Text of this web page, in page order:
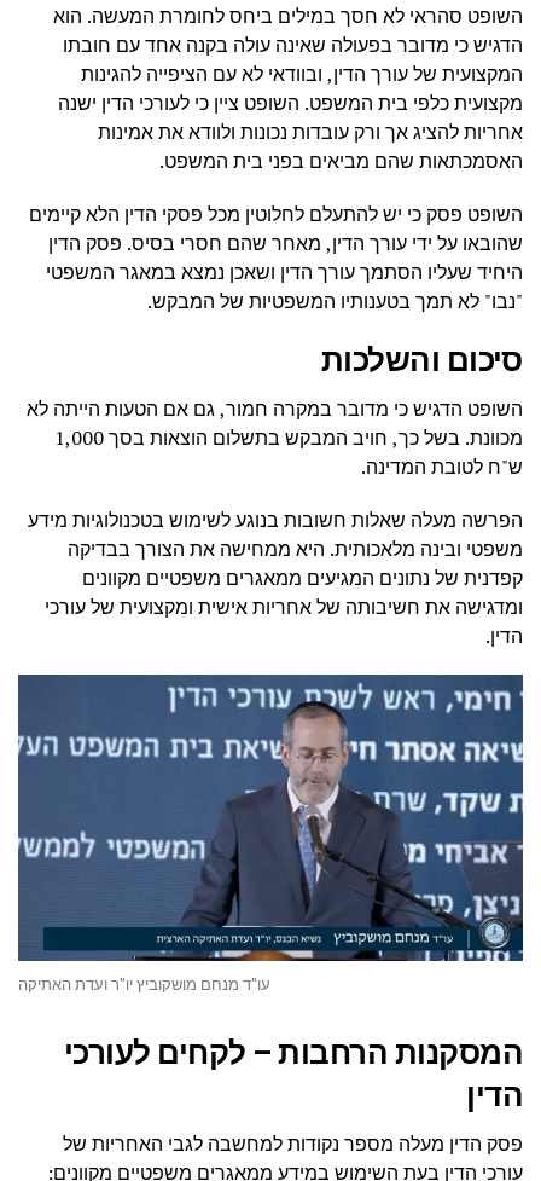
השופט סהראי לא חסך במילים ביחס לחומרת המעשה. הוא
הדגיש כי מדובר בפעולה שאינה עולה בקנה אחד עם חובתו
המקצועית של עורך הדין, ובוודאי לא עם הציפייה להגינות
מקצועית כלפי בית המשפט. השופט ציין כי לעורכי הדין ישנה
אחריות להציג אך ורק עובדות נכונות ולוודא את אמינות
האסמכתאות שהם מביאים בפני בית המשפט.
השופט פסק כי יש להתעלם לחלוטין מכל פסקי הדין הלא קיימים
שהובאו על ידי עורך הדין, מאחר שהם חסרי בסיס. פסק הדין
היחיד שעליו הסתמך עורך הדין ושאכן נמצא במאגר המשפטי
"נבו" לא תמך בטענותיו המשפטיות של המבקש.
סיכום והשלכות
השופט הדגיש כי מדובר במקרה חמור, גם אם הטעות הייתה לא
מכוונת. בשל כך, חויב המבקש בתשלום הוצאות בסך 1,000
ש"ח לטובת המדינה.
הפרשה מעלה שאלות חשובות בנוגע לשימוש בטכנולוגיות מידע
משפטי ובינה מלאכותית. היא ממחישה את הצורך בבדיקה
קפדנית של נתונים המגיעים ממאגרים משפטיים מקוונים
ומדגישה את חשיבותה של אחריות אישית ומקצועית של עורכי
הדין.
עו"ד מנחם מושקוביץ יו"ר ועדת האתיקה
המסקנות הרחבות – לקחים לעורכי
הדין
פסק הדין מעלה מספר נקודות למחשבה לגבי האחריות של
עורכי הדין בעת השימוש במידע ממאגרים משפטיים מקוונים: